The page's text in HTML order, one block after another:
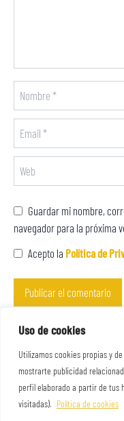
Uso de cookies
Utilizamos cookies propias y
mostrarte publicidad
perfil elaborado a partir de tus
visitadas). Política de cookies
Guardar mi nombre,
navegador para la próxima
Acepto la Política de
Este sitio usa Akismet para